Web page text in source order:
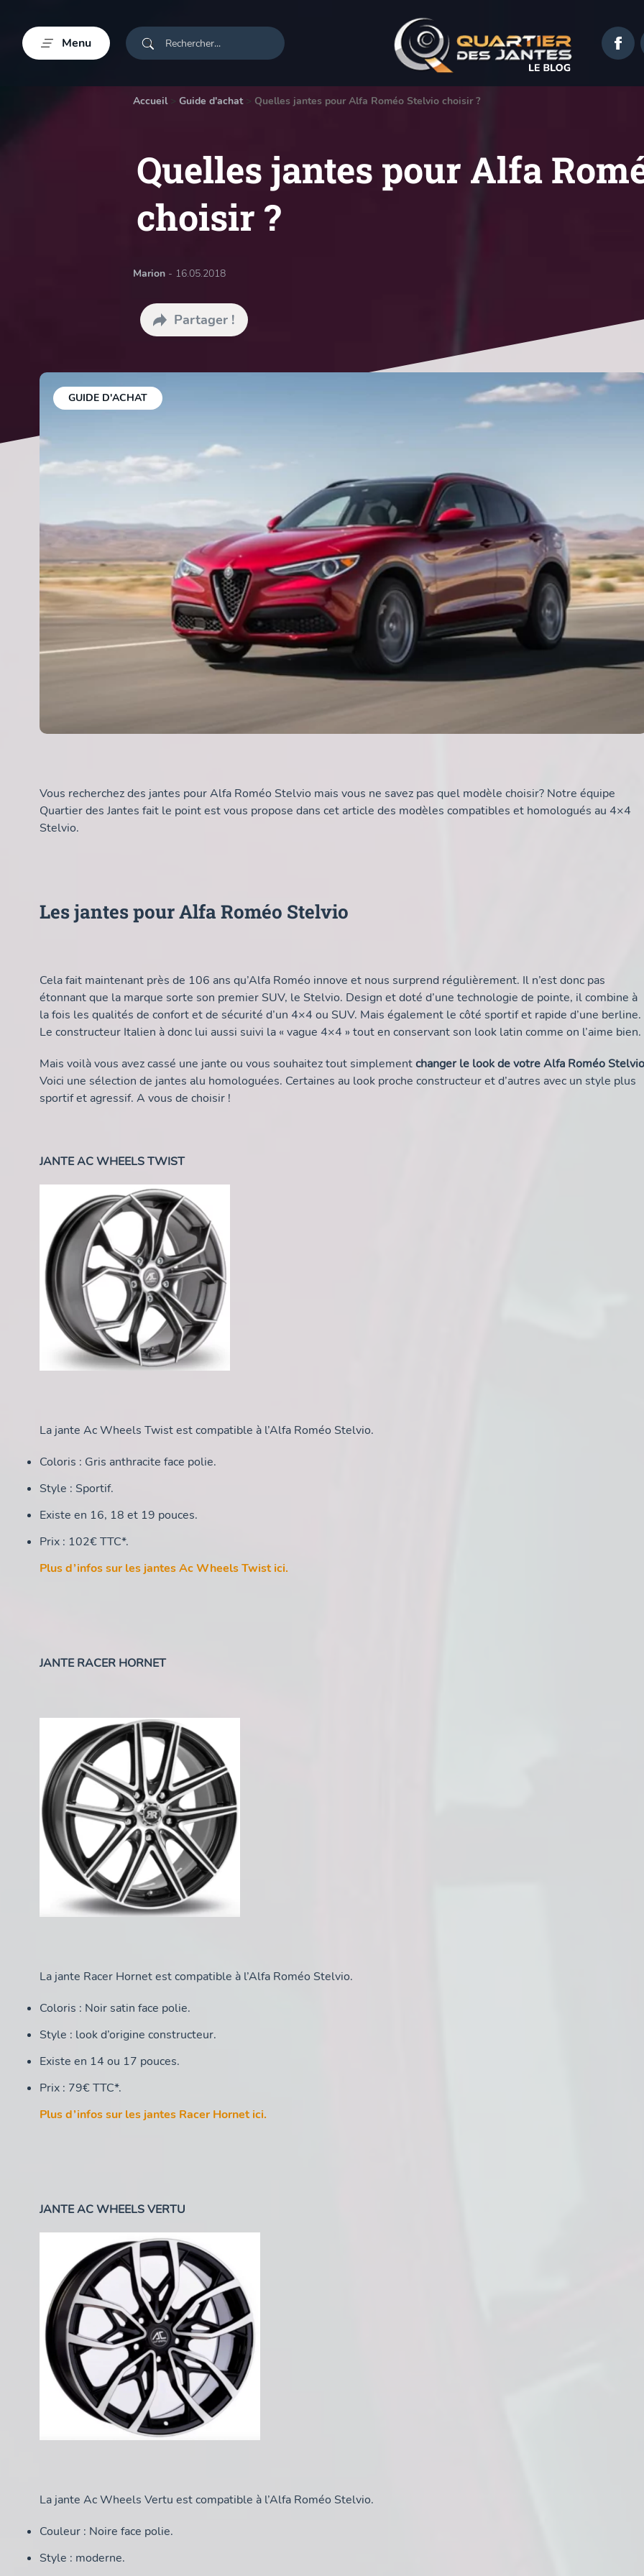
Menu
Accueil> Guide d'achat> Quelles jantes pour Alfa Roméo Stelvio choisir ?
Quelles jantes pour Alfa
choisir ?
Marion - 16.05.2018
Partager !
GUIDE D'ACHAT
Vous recherchez des jantes pour Alfa Roméo Stelvio mais vous ne savez pas quel modèle choisir? Notre équipe
Quartier des Jantes fait le point est vous propose dans cet article des modèles compatibles et homologués au 4×4
Stelvio.
Les jantes pour Alfa Roméo Stelvio
Cela fait maintenant près de 106 ans qu’Alfa Roméo innove et nous surprend régulièrement. Il n’est donc pas
étonnant que la marque sorte son premier SUV, le Stelvio. Design et doté d’une technologie de pointe, il combine à
la fois les qualités de confort et de sécurité d’un 4×4 ou SUV. Mais également le côté sportif et rapide d’une berline.
Le constructeur Italien à donc lui aussi suivi la « vague 4×4 » tout en conservant son look latin comme on l’aime bien.
Mais voilà vous avez cassé une jante ou vous souhaitez tout simplementchanger le look de votre Alfa Roméo Stelvio
Voici une sélection de jantes alu homologuées. Certaines au look proche constructeur et d’autres avec un style plus
sportif et agressif. A vous de choisir !
JANTE AC WHEELS TWIST
La jante Ac Wheels Twist est compatible à l’Alfa Roméo Stelvio.
Coloris : Gris anthracite face polie.
Style : Sportif.
Existe en 16, 18 et 19 pouces.
Prix : 102€ TTC*.
Plus d’infos sur les jantes Ac Wheels Twist ici.
JANTE RACER HORNET
La jante Racer Hornet est compatible à l’Alfa Roméo Stelvio.
Coloris : Noir satin face polie.
Style : look d’origine constructeur.
Existe en 14 ou 17 pouces.
Prix : 79€ TTC*.
Plus d’infos sur les jantes Racer Hornet ici.
JANTE AC WHEELS VERTU
La jante Ac Wheels Vertu est compatible à l’Alfa Roméo Stelvio.
Couleur : Noire face polie.
Style : moderne.